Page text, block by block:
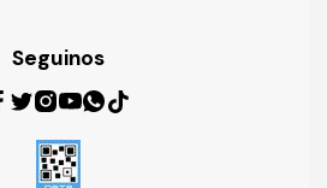
Seguinos